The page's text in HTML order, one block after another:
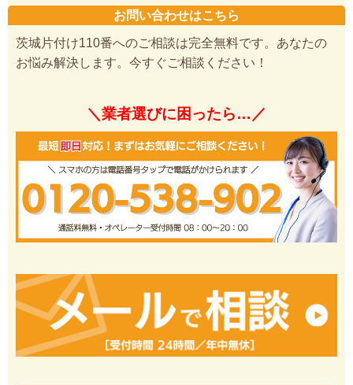
お問い合わせはこちら
茨城片付け110番へのご相談は完全無料です。あなたの
お悩み解決します。今すぐご相談ください！
＼業者選びに困ったら…／